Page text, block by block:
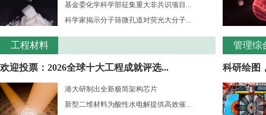
基金委化学科学部征集重大非共识项目...
科学家揭示分子筛微孔道对荧光大分子...
工程材料
欢迎投票：2026全球十大工程成就评选...
港大研制出全新极简架构芯片
新型二维材料为酸性水电解提供高效催...
管理综
科研绘图